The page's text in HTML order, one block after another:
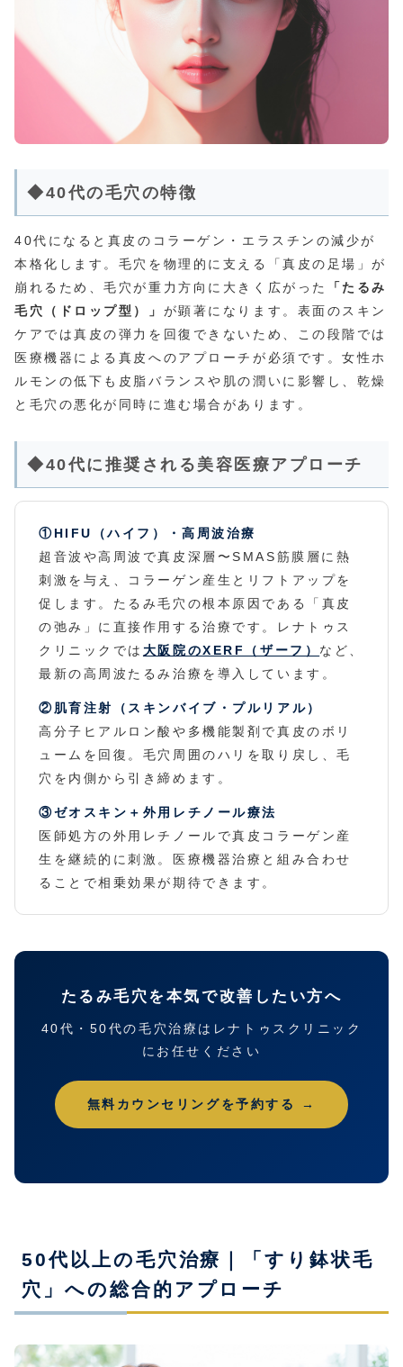
◆40代の毛穴の特徴
40代になると真皮のコラーゲン・エラスチンの減少が
本格化します。毛穴を物理的に支える「真皮の足場」が
崩れるため、毛穴が重力方向に大きく広がった
「たるみ
毛穴（ドロップ型）」 が顕著になります。表面のスキン
ケアでは真皮の弾力を回復できないため、この段階では
医療機器による真皮へのアプローチが必須です。女性ホ
ルモンの低下も皮脂バランスや肌の潤いに影響し、乾燥
と毛穴の悪化が同時に進む場合があります。
◆40代に推奨される美容医療アプローチ
①HIFU（ハイフ）・高周波治療
超音波や高周波で真皮深層〜SMAS筋膜層に熱
刺激を与え、コラーゲン産生とリフトアップを
促します。たるみ毛穴の根本原因である「真皮
の弛み」に直接作用する治療です。レナトゥス
クリニックでは 大阪院のXERF（ザーフ） など、
最新の高周波たるみ治療を導入しています。
②肌育注射（スキンバイブ・プルリアル）
高分子ヒアルロン酸や多機能製剤で真皮のボリ
ュームを回復。毛穴周囲のハリを取り戻し、毛
穴を内側から引き締めます。
③ゼオスキン＋外用レチノール療法
医師処方の外用レチノールで真皮コラーゲン産
生を継続的に刺激。医療機器治療と組み合わせ
ることで相乗効果が期待できます。
たるみ毛穴を本気で改善したい方へ
40代・50代の毛穴治療はレナトゥスクリニック
にお任せください
無料カウンセリングを予約する →
50代以上の毛穴治療｜「すり鉢状毛
穴」への総合的アプローチ